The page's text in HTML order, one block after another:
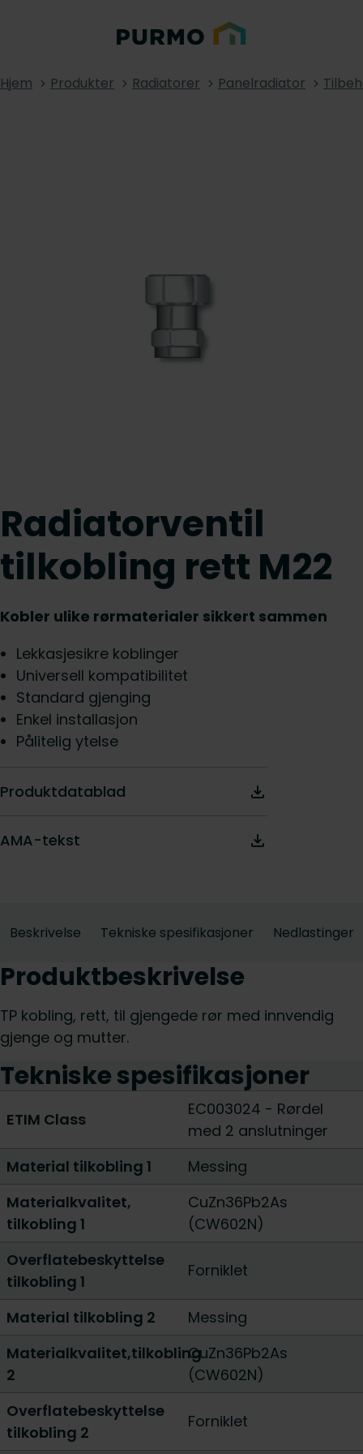
Hjem Produkter Radiatorer Panelradiator
Radiatorventil
tilkobling rett M22
Kobler ulike rørmaterialer sikkert sammen
Lekkasjesikre koblinger
Universell kompatibilitet
Standard gjenging
Enkel installasjon
Pålitelig ytelse
Produktdatablad
AMA-tekst
Beskrivelse Tekniske spesifikasjoner Nedlastinger
Produktbeskrivelse
TP kobling, rett, til gjengede rør med innvendig
gjenge og mutter.
Tekniske spesifikasjoner
ETIM Class
EC003024 - Rørdel
med 2 anslutninger
Material tilkobling 1
Messing
Materialkvalitet,
tilkobling 1
CuZn36Pb2As
(CW602N)
Overflatebeskyttelse
tilkobling 1
Forniklet
Material tilkobling 2
Messing
Materialkvalitet,tilkobling
2
CuZn36Pb2As
(CW602N)
Overflatebeskyttelse
tilkobling 2
Forniklet